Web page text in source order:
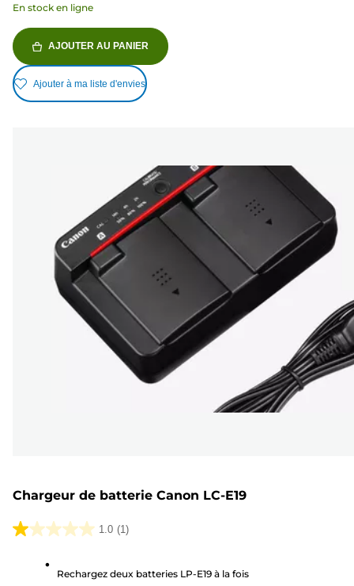
En stock en ligne
AJOUTER AU PANIER
Ajouter à ma liste d'envies
Chargeur de batterie Canon LC-E19
1.0 (1)
1.0
Rechargez deux batteries LP-E19 à la fois